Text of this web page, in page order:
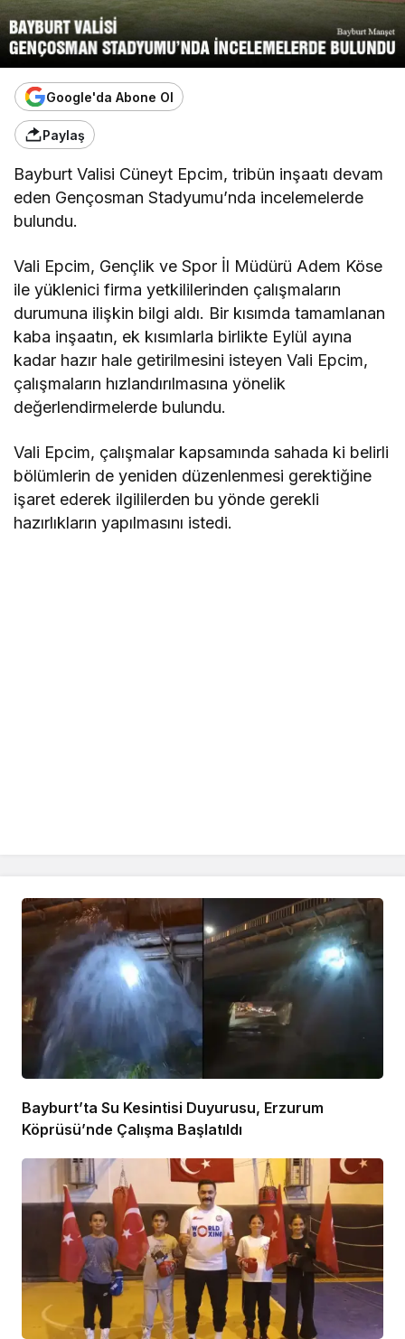
Google'da Abone Ol
Paylaş
Bayburt Valisi Cüneyt Epcim, tribün inşaatı devam
eden Gençosman Stadyumu’nda incelemelerde
bulundu.
Vali Epcim, Gençlik ve Spor İl Müdürü Adem Köse
ile yüklenici firma yetkililerinden çalışmaların
durumuna ilişkin bilgi aldı. Bir kısımda tamamlanan
kaba inşaatın, ek kısımlarla birlikte Eylül ayına
kadar hazır hale getirilmesini isteyen Vali Epcim,
çalışmaların hızlandırılmasına yönelik
değerlendirmelerde bulundu.
Vali Epcim, çalışmalar kapsamında sahada ki belirli
bölümlerin de yeniden düzenlenmesi gerektiğine
işaret ederek ilgililerden bu yönde gerekli
hazırlıkların yapılmasını istedi.
Bayburt’ta Su Kesintisi Duyurusu, Erzurum
Köprüsü’nde Çalışma Başlatıldı